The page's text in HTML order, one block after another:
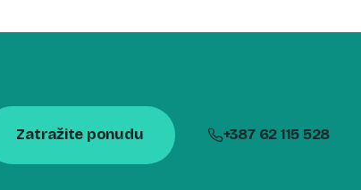
Zatražite ponudu +387 62 115 528